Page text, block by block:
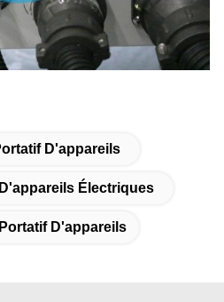
D'appareils
Électriques
D'appareils